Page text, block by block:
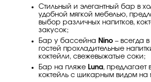
Стильный и элегантный бар в
удобной мягкой мебелью,
выбор различных напитков,
закусок;
Бар у бассейна Nino – всегда
гостей прохладительные
коктейли, свежевыжатые соки;
Бар на пляже Luna, предлагает
коктейль с шикарным видом на